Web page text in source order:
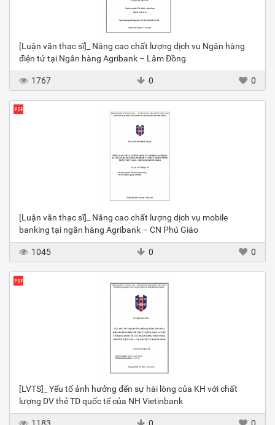
[Luận văn thạc sĩ]_ Nâng cao chất lượng dịch vụ Ngân hàng
điện tử tại Ngân hàng Agribank – Lâm Đồng
1767 0 0
[Luận văn thạc sĩ]_ Nâng cao chất lượng dịch vụ mobile
banking tại ngân hàng Agribank – CN Phú Giáo
1045 0 0
[LVTS]_ Yếu tố ảnh hưởng đến sự hài lòng của KH với chất
lượng DV thẻ TD quốc tế của NH Vietinbank